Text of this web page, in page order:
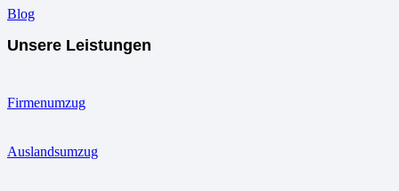
Blog
Unsere Leistungen
Firmenumzug
Auslandsumzug